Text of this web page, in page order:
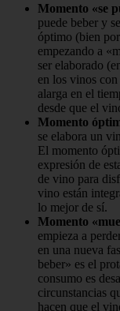
Momento «se
puede beber y
óptimo (bien
empezando a
ser elaborado
en los vinos
alarga en el
desde que el
Momento
se elabora un
El momento
expresión de
de vino para
vino están
lo mejor de sí.
Momento
empieza a
en una nueva
beber» es el
consumo es
circunstancias
hacen que el